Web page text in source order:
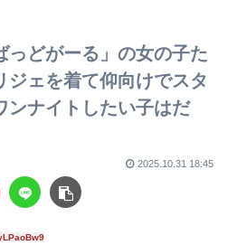
っどがーる」の女の子た
ジェを着て仰向けでスタ
ンナイトしたい子はだ
2025.10.31 18:45